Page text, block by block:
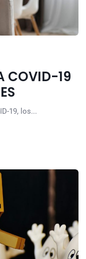
COVID-19
19, los...